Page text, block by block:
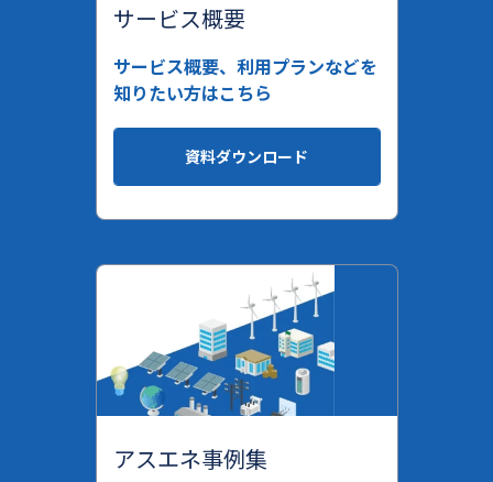
サービス概要
サービス概要、利用プランなどを
知りたい方はこちら
資料ダウンロード
アスエネ事例集